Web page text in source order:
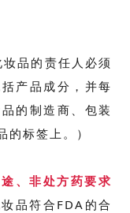
妆品的责任人必须
产品成分，并每
的制造商、包装
标签上。）
、非处方药要求
品符合FDA的合